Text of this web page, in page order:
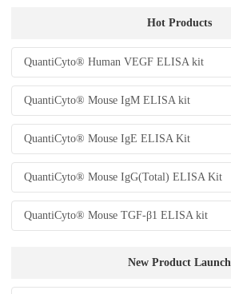
Hot Products
QuantiCyto® Human VEGF ELISA kit
QuantiCyto® Mouse IgM ELISA kit
QuantiCyto® Mouse IgE ELISA Kit
QuantiCyto® Mouse IgG(Total) ELISA Kit
QuantiCyto® Mouse TGF-β1 ELISA kit
New Product Launch